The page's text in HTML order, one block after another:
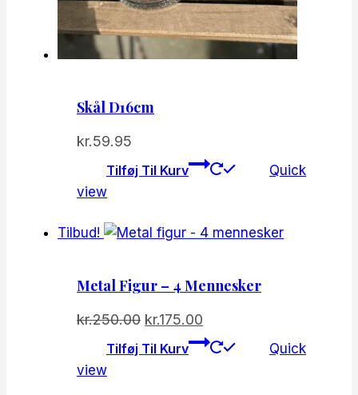
Skål D16cm
kr.59.95
Tilføj Til Kurv
Quick
view
Tilbud!
Metal Figur – 4 Mennesker
kr.250.00 Den
oprindelige
kr.175.00
aktuelle
Tilføj Til Kurv
Quick
view